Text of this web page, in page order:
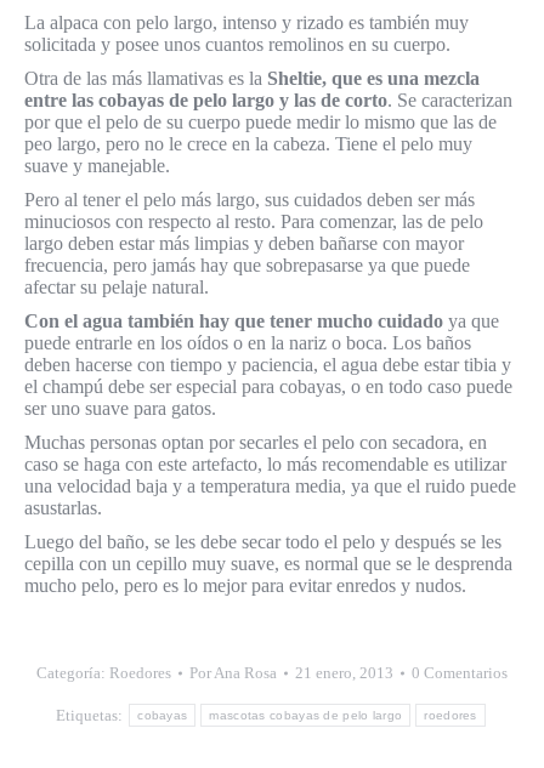
La alpaca con pelo largo, intenso y rizado es también muy
solicitada y posee unos cuantos remolinos en su cuerpo.
Otra de las más llamativas es la Sheltie, que es una mezcla
entre las cobayas de pelo largo y las de corto. Se caracterizan
por que el pelo de su cuerpo puede medir lo mismo que las de
peo largo, pero no le crece en la cabeza. Tiene el pelo muy
suave y manejable.
Pero al tener el pelo más largo, sus cuidados deben ser más
minuciosos con respecto al resto. Para comenzar, las de pelo
largo deben estar más limpias y deben bañarse con mayor
frecuencia, pero jamás hay que sobrepasarse ya que puede
afectar su pelaje natural.
Con el agua también hay que tener mucho cuidado ya que
puede entrarle en los oídos o en la nariz o boca. Los baños
deben hacerse con tiempo y paciencia, el agua debe estar tibia y
el champú debe ser especial para cobayas, o en todo caso puede
ser uno suave para gatos.
Muchas personas optan por secarles el pelo con secadora, en
caso se haga con este artefacto, lo más recomendable es utilizar
una velocidad baja y a temperatura media, ya que el ruido puede
asustarlas.
Luego del baño, se les debe secar todo el pelo y después se les
cepilla con un cepillo muy suave, es normal que se le desprenda
mucho pelo, pero es lo mejor para evitar enredos y nudos.
Categoría: Roedores PorAna Rosa 21 enero, 2013 0 Comentarios
Etiquetas: cobayas mascotas cobayas de pelo largo roedores